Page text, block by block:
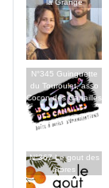
N°345 Guinguette
du Touroulet, asso
Cocon des Canailles
N°367 Le gout des
arbres